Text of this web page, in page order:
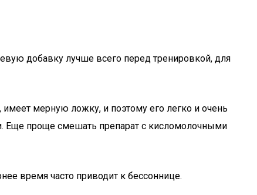
добавку лучше всего перед тренировкой, для
мерную ложку, и поэтому его легко и очень
Еще проще смешать препарат с кисломолочными
время часто приводит к бессоннице.